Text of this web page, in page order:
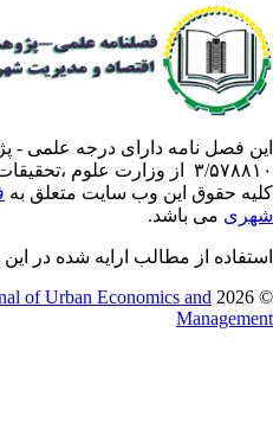
فصل نامه دارای درجه علمی -
وزارت علوم ،تحقیقات فناوری است .
حقوق این وب سایت متعلق به
می باشد.
از مطالب ارایه شده در این
©
of Urban Economics and